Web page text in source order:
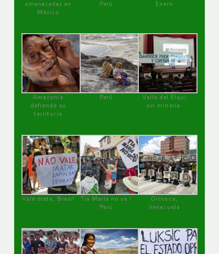
amenazadas en
México
Perú
Enero
Amazonía
defiende su
territorio
Perú
Valle del Elqui
sin minería.
Vale mata, Brasil
Tía María no va !
Perú
Orinoco,
Venezuela